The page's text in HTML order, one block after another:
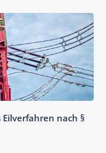
nach §